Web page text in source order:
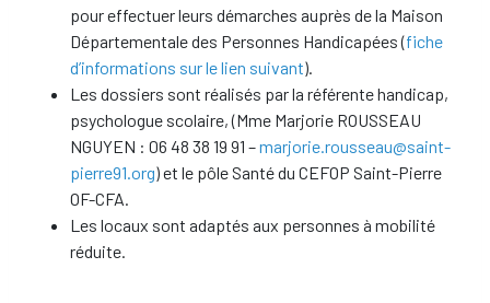
pour effectuer leurs démarches auprès de la Maison
Départementale des Personnes Handicapées (fiche
d’informations sur le lien suivant).
Les dossiers sont réalisés par la référente handicap,
psychologue scolaire, (Mme Marjorie ROUSSEAU
NGUYEN : 06 48 38 19 91 –marjorie.rousseau@saint-
pierre91.org) et le pôle Santé du CEFOP Saint-Pierre
OF-CFA.
Les locaux sont adaptés aux personnes à mobilité
réduite.